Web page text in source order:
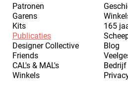
Patronen
Garens
Kits
Publicaties
Designer Collective
Friends
CAL's & MAL's
Winkels
165
Blog
Bedrijf